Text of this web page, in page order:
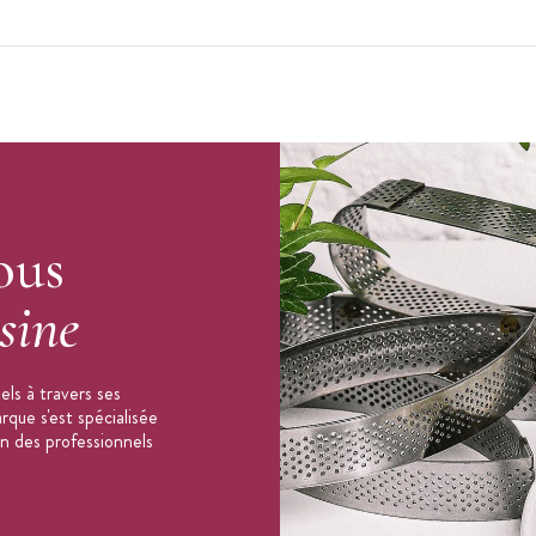
cuisson homogène et une belle coloration
l'eau clair et bien sécher pour enlever la
vaisselle et réfrigérateur sont à proscrire
après quelques utilisations
- 16 cm - 18 cm - 20 cm - 22 cm - 24 cm -
à travers ses
s'est spécialisée
des professionnels